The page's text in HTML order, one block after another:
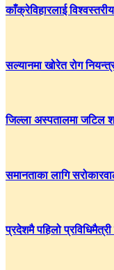
काँक्रेविहारलाई
सल्यानमा खोरेत रोग
जिल्ला अस्पतालमा जटिल
समानताका लागि
प्रदेशमै पहिलो प्रविधिमैत्री